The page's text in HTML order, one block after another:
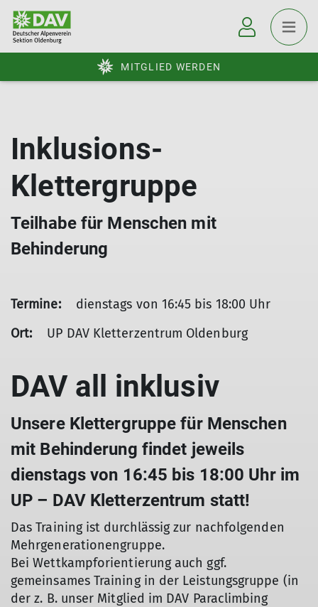
MITGLIED WERDEN
Inklusions-
Klettergruppe
Teilhabe für Menschen mit
Behinderung
Termine:
dienstags von 16:45 bis 18:00 Uhr
Ort:
UP DAV Kletterzentrum Oldenburg
DAV all inklusiv
Unsere Klettergruppe für Menschen
mit Behinderung findet jeweils
dienstags von 16:45 bis 18:00 Uhr im
UP – DAV Kletterzentrum statt!
Das Training ist durchlässig zur nachfolgenden
Mehrgenerationengruppe.
Bei Wettkampforientierung auch ggf.
gemeinsames Training in der Leistungsgruppe (in
der z. B. unser Mitglied im DAV Paraclimbing